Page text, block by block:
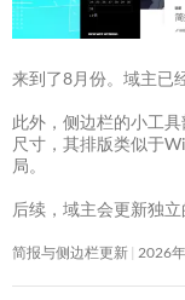
来到了8月份。域主已
此外，侧边栏的小工
尺寸，其排版类似于
局。
后续，域主会更新独
简报与侧边栏更新 2026